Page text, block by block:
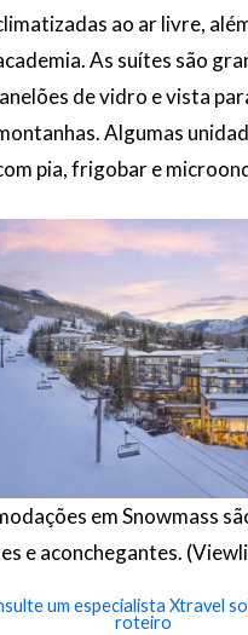
ao ar livre,
As suítes são
de vidro e vista
Algumas
pia, frigobar e
em Snowmass
e aconchegantes.
um especialista Xtravel
roteiro